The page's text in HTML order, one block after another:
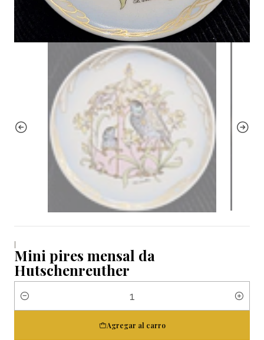
|
Mini pires mensal da
Hutschenreuther
Cantidad
Agregar al carro